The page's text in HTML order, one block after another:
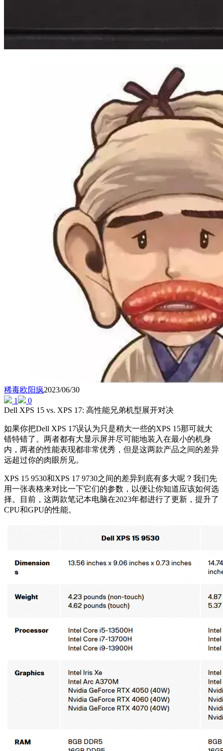
稀毒欧阳疯2023/06/30
1
0
Dell XPS 15 vs. XPS 17: 高性能兄弟机型展开对决
如果你把Dell XPS 17误认为只是稍大一些的XPS 15那可就大
错特错了。两者都有大显示屏并尽可能地装入在最小的机身
内，两者的性能表现都非常优秀，但是这两款产品之间的差异
远超过你的肉眼所见。
XPS 15 9530和XPS 17 9730之间的差异到底有多大呢？我们先
用一张表格来对比一下它们的参数，以便让你知道应该如何选
择。目前，这两款笔记本电脑在2023年都进行了更新，提升了
CPU和GPU的性能。